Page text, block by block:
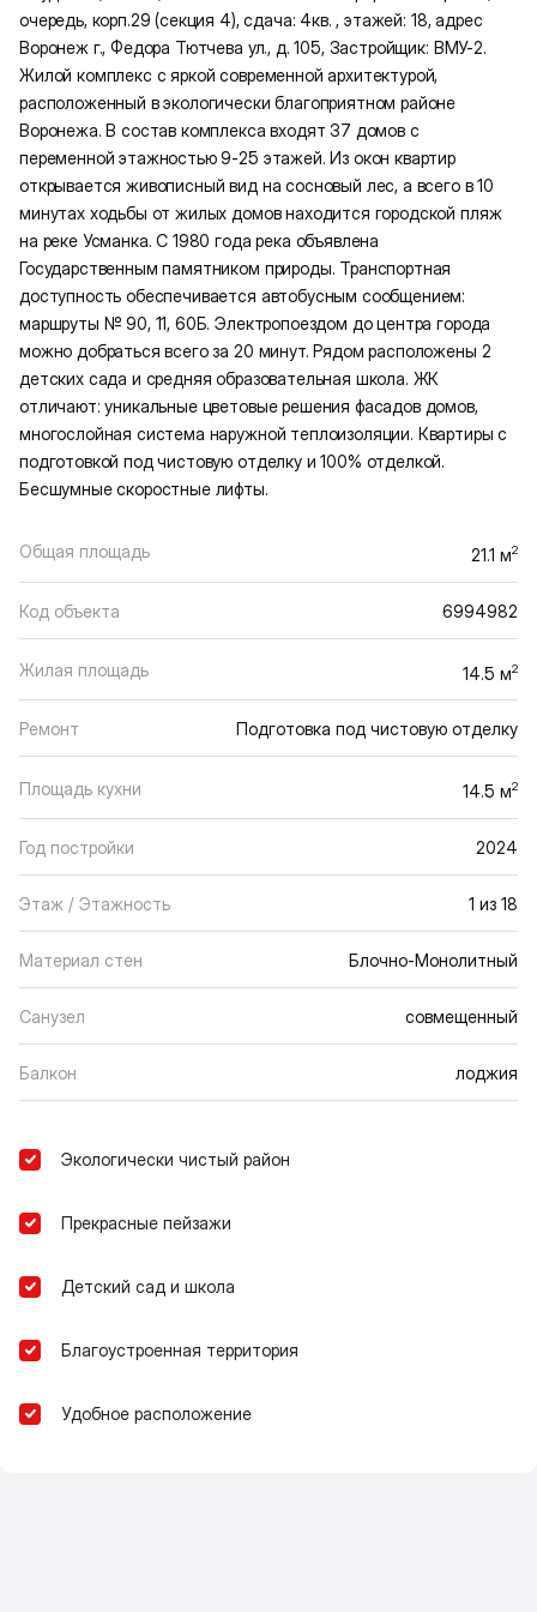
очередь, корп.29 (секция 4), сдача: 4кв. , этажей: 18, адрес
Воронеж г., Федора Тютчева ул., д. 105, Застройщик: ВМУ-2.
Жилой комплекс с яркой современной архитектурой,
расположенный в экологически благоприятном районе
Воронежа. В состав комплекса входят 37 домов с
переменной этажностью 9-25 этажей. Из окон квартир
открывается живописный вид на сосновый лес, а всего в 10
минутах ходьбы от жилых домов находится городской пляж
на реке Усманка. С 1980 года река объявлена
Государственным памятником природы. Транспортная
доступность обеспечивается автобусным сообщением:
маршруты № 90, 11, 60Б. Электропоездом до центра города
можно добраться всего за 20 минут. Рядом расположены 2
детских сада и средняя образовательная школа. ЖК
отличают: уникальные цветовые решения фасадов домов,
многослойная система наружной теплоизоляции. Квартиры с
подготовкой под чистовую отделку и 100% отделкой.
Бесшумные скоростные лифты.
Общая площадь 21.1 м2
Код объекта 6994982
Жилая площадь 14.5 м2
Ремонт Подготовка под чистовую отделку
Площадь кухни 14.5 м2
Год постройки 2024
Этаж / Этажность 1 из 18
Материал стен Блочно-Монолитный
Санузел совмещенный
Балкон лоджия
Экологически чистый район
Прекрасные пейзажи
Детский сад и школа
Благоустроенная территория
Удобное расположение